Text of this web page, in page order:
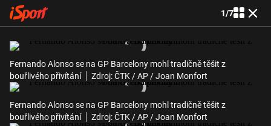
1/7
Fernando Alonso se na GP Barcelony mohl tradičně těšit z
bouřlivého přivítání
Zdroj: ČTK / AP / Joan Monfort
Fernando Alonso se na GP Barcelony mohl tradičně těšit z
bouřlivého přivítání
Zdroj: ČTK / AP / Joan Monfort